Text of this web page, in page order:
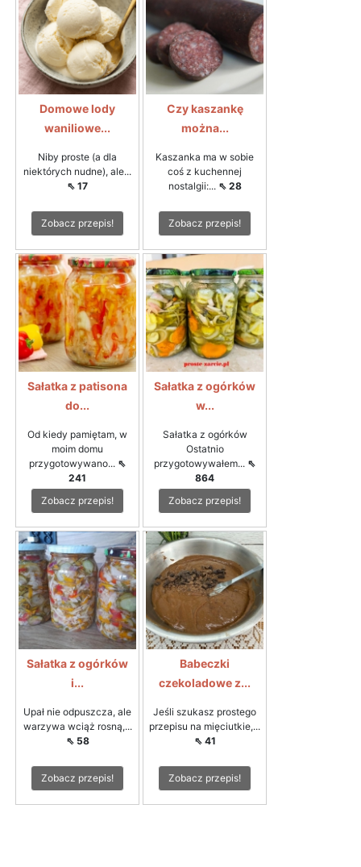
Domowe lody
waniliowe...
Niby proste (a dla
niektórych nudne), ale...
⇖ 17
Zobacz przepis!
Czy kaszankę
można...
Kaszanka ma w sobie
coś z kuchennej
nostalgii:... ⇖ 28
Zobacz przepis!
Sałatka z patisona
do...
Od kiedy pamiętam, w
moim domu
przygotowywano... ⇖
241
Zobacz przepis!
Sałatka z ogórków
w...
Sałatka z ogórków
Ostatnio
przygotowywałem... ⇖
864
Zobacz przepis!
Sałatka z ogórków
i...
Upał nie odpuszcza, ale
warzywa wciąż rosną,...
⇖ 58
Zobacz przepis!
Babeczki
czekoladowe z...
Jeśli szukasz prostego
przepisu na mięciutkie,...
⇖ 41
Zobacz przepis!